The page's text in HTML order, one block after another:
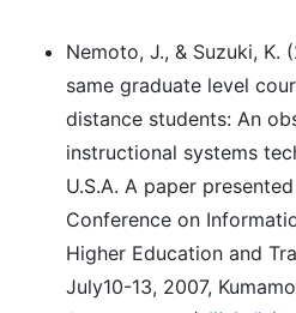
Nemoto, J., & Suzuki, K.
same graduate level
distance students: An
instructional systems
U.S.A. A paper
Conference on
Higher Education and
July10-13, 2007,